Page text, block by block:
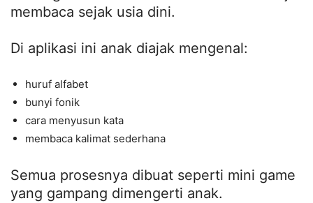
membaca sejak usia dini.
Di aplikasi ini anak diajak mengenal:
huruf alfabet
bunyi fonik
cara menyusun kata
membaca kalimat sederhana
Semua prosesnya dibuat seperti mini game
yang gampang dimengerti anak.